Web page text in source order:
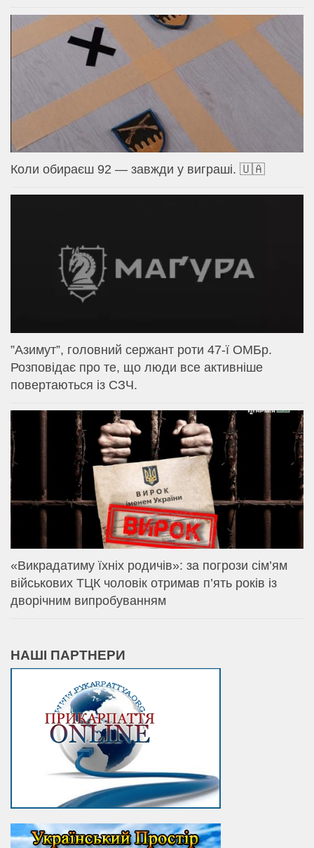
Коли обираєш 92 — завжди у виграші. 🇺🇦
⁨”Азимут”, головний сержант роти 47-ї ОМБр.
Розповідає про те, що люди все активніше
повертаються із СЗЧ.
«Викрадатиму їхніх родичів»: за погрози сім’ям
військових ТЦК чоловік отримав п’ять років із
дворічним випробуванням
НАШІ ПАРТНЕРИ